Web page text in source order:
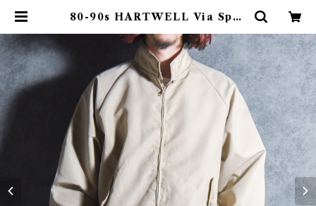
80-90s HARTWELL Via Spor
ade in USA Swing Top ハート
ウェル スタイル ハリントンジャケ
ット スイングトップ アメリカ製 |
mark & collars (マークアンドカ
ラーズ)